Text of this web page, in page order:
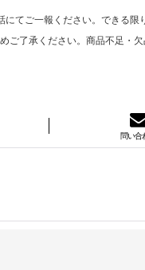
てご一報ください。できる限
了承ください。商品不足・
問い合